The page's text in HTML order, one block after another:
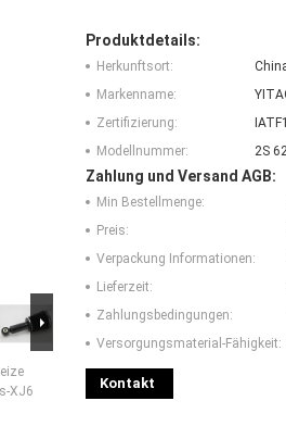
XJ6
Produktdetails:
Herkunftsort:
Markenname:
Zertifizierung:
Modellnummer:
2S
Zahlung und Versand AGB:
Min Bestellmenge:
Preis:
Verpackung Informationen:
Lieferzeit:
Zahlungsbedingungen:
Versorgungsmaterial-Fähigkeit:
Kontakt